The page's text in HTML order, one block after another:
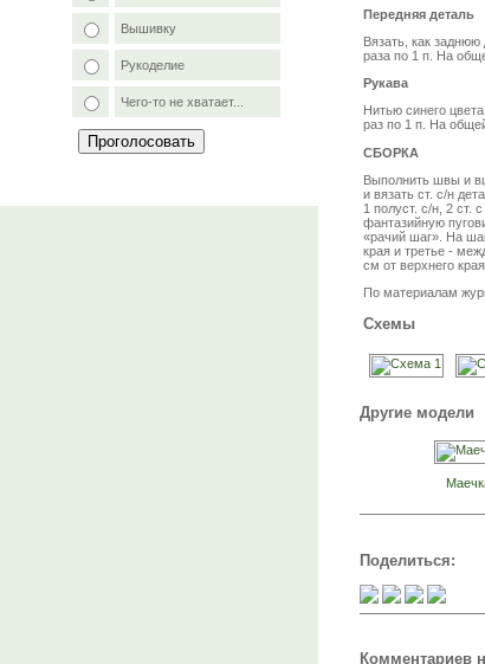
Вышивку
Рукоделие
Чего-то не хватает...
Передняя деталь
Вязать, как
раза по 1 п. На
Рукава
Нитью синего
раз по 1 п. На
СБОРКА
Выполнить швы и
и вязать ст. с/н
1 полуст. с/н, 2 ст.
фантазийную
«рачий шаг». На
края и третье -
см от верхнего
По материалам
Схемы
Другие модели
Поделиться:
Комментариев